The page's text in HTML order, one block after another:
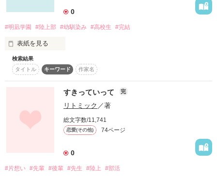
でも、ほんとはね
ほんとは
どうしようもなく
ひとりじめしたかった
「……ごめん」
ねえ、本城くん
今年は私の一番欲しいものを届けにきて。
聖なる夜に紡がれる愛の物語。
‡‡‡‡‡‡‡‡‡‡‡
0
#明凪学園 #陸上部 #幼馴染み #高校生 #完結
表紙を見る
駝鳥は飛ばない。
リンドブルムは駆けたりしない。
互いが互いを羨ましがっていた。
ある秋の日のことだった。
検索結果
タイトル
キーワード 作家名
すきっていって 完
リトミック ／著
総文字数/11,741
恋愛(その他) 74ページ
0
#片想い #先輩 #後輩 #先生 #陸上 #部活